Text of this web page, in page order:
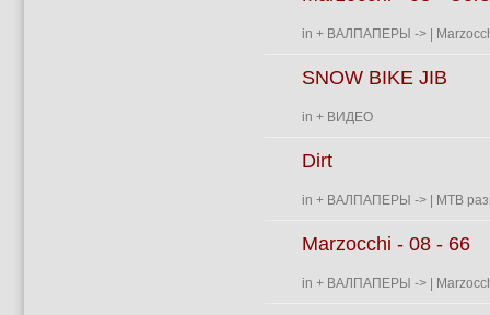
in + ВАЛПАПЕРЫ -> |
SNOW BIKE JIB
in + ВИДЕО
Dirt
in + ВАЛПАПЕРЫ -> | MTB
Marzocchi - 08 - 66
in + ВАЛПАПЕРЫ -> |